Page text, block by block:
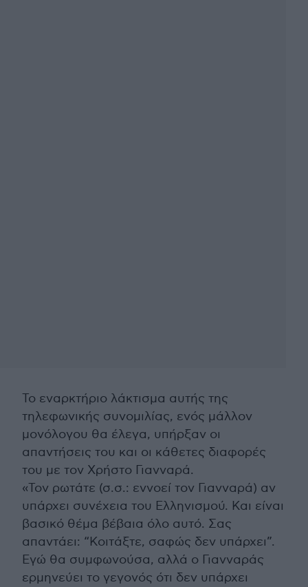
Το εναρκτήριο λάκτισμα αυτής της
τηλεφωνικής συνομιλίας, ενός μάλλον
μονόλογου θα έλεγα, υπήρξαν οι
απαντήσεις του και οι κάθετες διαφορές
του με τον Χρήστο Γιανναρά.
«Τον ρωτάτε (σ.σ.: εννοεί τον Γιανναρά) αν
υπάρχει συνέχεια του Ελληνισμού. Και είναι
βασικό θέμα βέβαια όλο αυτό. Σας
απαντάει: “Κοιτάξτε, σαφώς δεν υπάρχει”.
Εγώ θα συμφωνούσα, αλλά ο Γιανναράς
ερμηνεύει το γεγονός ότι δεν υπάρχει